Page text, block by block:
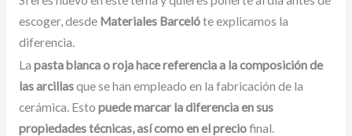
escoger, desde Materiales Barcelóte explicamos la
diferencia.
La pasta blanca o roja hace referencia a la composición de
las arcillasque se han empleado en la fabricación de la
cerámica. Esto puede marcar la diferencia en sus
propiedades técnicas, así como en el preciofinal.